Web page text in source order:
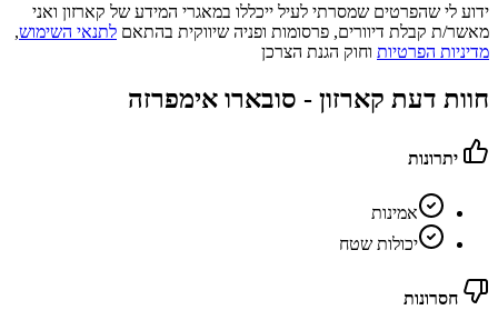
ידוע לי שהפרטים שמסרתי לעיל ייכללו במאגרי המידע של קארזון ואני
מאשר/ת קבלת דיוורים, פרסומות ופניה שיווקית בהתאם לתנאי השימוש,
מדיניות הפרטיות וחוק הגנת הצרכן
חוות דעת קארזון - סובארו אימפרזה
יתרונות
אמינות
יכולות שטח
חסרונות